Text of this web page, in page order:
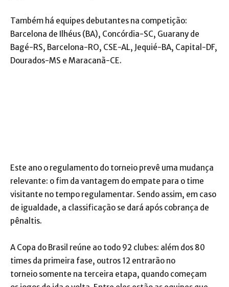
Também há equipes debutantes na competição:
Barcelona de Ilhéus (BA), Concórdia-SC, Guarany de
Bagé-RS, Barcelona-RO, CSE-AL, Jequié-BA, Capital-DF,
Dourados-MS e Maracanã-CE.
Este ano o regulamento do torneio prevê uma mudança
relevante: o fim da vantagem do empate para o time
visitante no tempo regulamentar. Sendo assim, em caso
de igualdade, a classificação se dará após cobrança de
pênaltis.
A Copa do Brasil reúne ao todo 92 clubes: além dos 80
times da primeira fase, outros 12 entrarão no
torneio somente na terceira etapa, quando começam